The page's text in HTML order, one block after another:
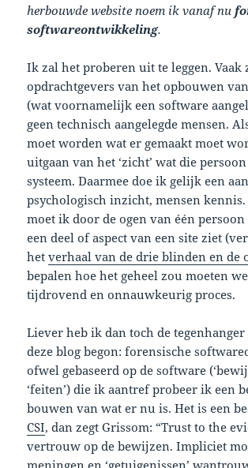
herbouwde website noem ik vanaf nu
softwareontwikkeling.
Ik zal het proberen uit te leggen. Vaak
opdrachtgevers van het opbouwen
(wat voornamelijk een software
geen technisch aangelegde mensen.
moet worden wat er gemaakt moet
uitgaan van het ‘zicht’ wat die
systeem. Daarmee doe ik gelijk een
psychologisch inzicht, mensen
moet ik door de ogen van één persoon
een deel of aspect van een site ziet
hetverhaal van de drie blinden en de
bepalen hoe het geheel zou moeten
tijdrovend en onnauwkeurig proces.
Liever heb ik dan toch de
deze blog begon: forensische
ofwel gebaseerd op de software
‘feiten’) die ik aantref probeer ik een
bouwen van wat er nu is. Het is een
CSI, dan zegt Grissom: “Trust to the
vertrouw op de bewijzen. Impliciet
meningen en ‘getuigenissen’